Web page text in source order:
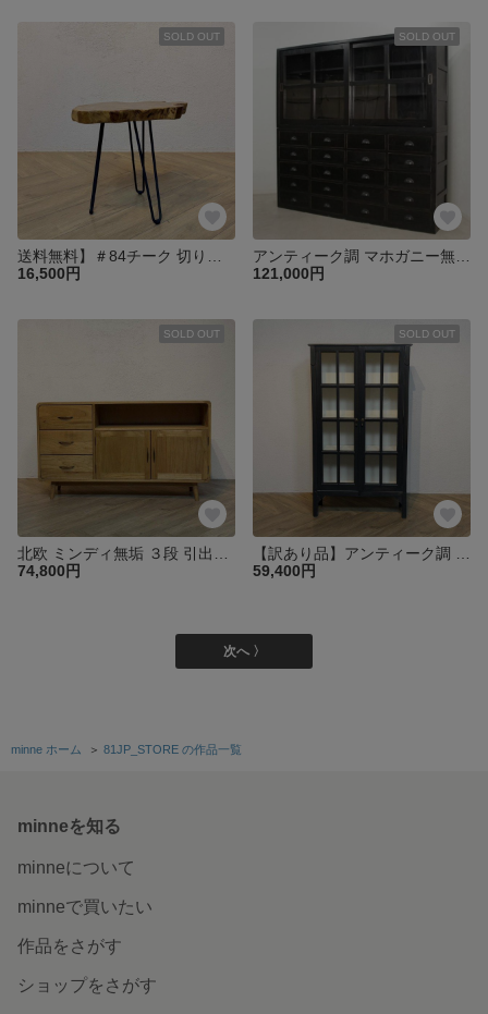
SOLD OUT
16,500円
SOLD OUT
121,000円
SOLD OUT
74,800円
SOLD OUT
59,400円
次へ 〉
minne ホーム ＞ 81JP_STORE の作品一覧
minneを知る
minneについて
minneで買いたい
作品をさがす
ショップをさがす